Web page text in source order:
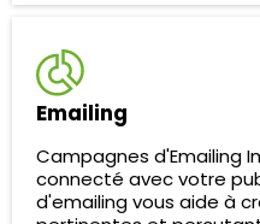
Emailing
Campagnes d'Emailing
connecté avec votre
d'emailing vous aide à